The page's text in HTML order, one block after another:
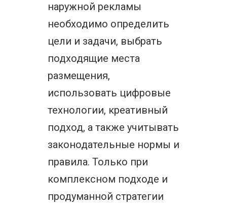
наружной рекламы
необходимо определить
цели и задачи, выбрать
подходящие места
размещения,
использовать цифровые
технологии, креативный
подход, а также учитывать
законодательные нормы и
правила. Только при
комплексном подходе и
продуманной стратегии